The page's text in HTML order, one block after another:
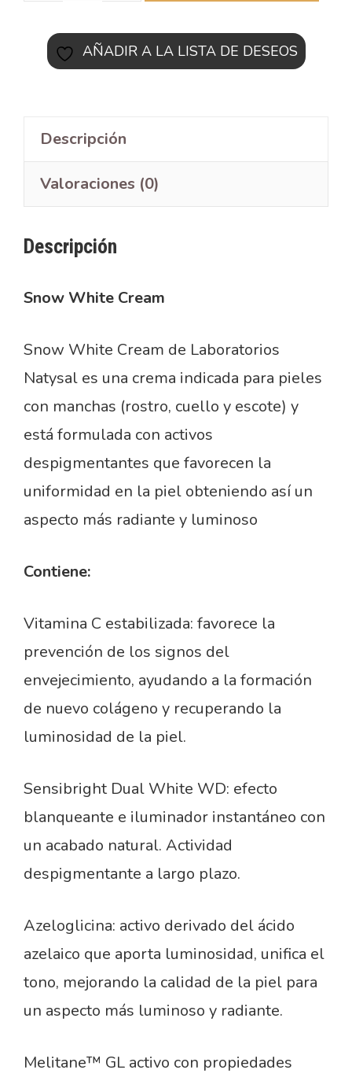
AÑADIR A LA LISTA DE DESEOS
Descripción
Valoraciones (0)
Descripción
Snow White Cream
Snow White Cream de Laboratorios
Natysal es una crema indicada para pieles
con manchas (rostro, cuello y escote) y
está formulada con activos
despigmentantes que favorecen la
uniformidad en la piel obteniendo así un
aspecto más radiante y luminoso
Contiene:
Vitamina C estabilizada: favorece la
prevención de los signos del
envejecimiento, ayudando a la formación
de nuevo colágeno y recuperando la
luminosidad de la piel.
Sensibright Dual White WD: efecto
blanqueante e iluminador instantáneo con
un acabado natural. Actividad
despigmentante a largo plazo.
Azeloglicina: activo derivado del ácido
azelaico que aporta luminosidad, unifica el
tono, mejorando la calidad de la piel para
un aspecto más luminoso y radiante.
Melitane™ GL activo con propiedades